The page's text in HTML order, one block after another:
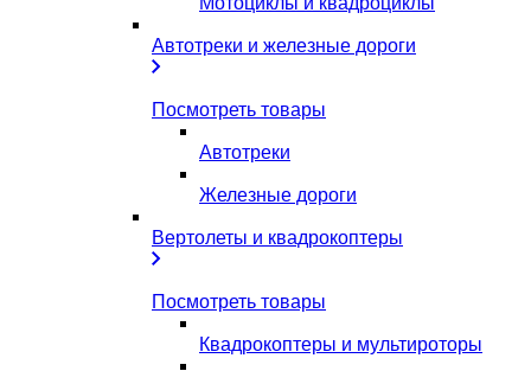
Автотреки и железные дороги
Посмотреть товары
Автотреки
Железные дороги
Вертолеты и квадрокоптеры
Посмотреть товары
Квадрокоптеры и мультироторы